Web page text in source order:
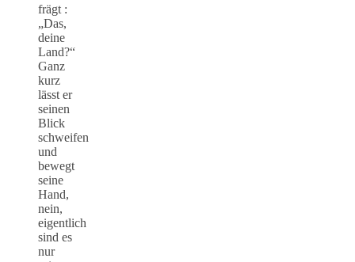
frägt :
„Das,
deine
Land?“
Ganz
kurz
lässt er
seinen
Blick
schweifen
und
bewegt
seine
Hand,
nein,
eigentlich
sind es
nur